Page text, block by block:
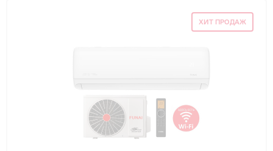
ХИТ ПРОДАЖ